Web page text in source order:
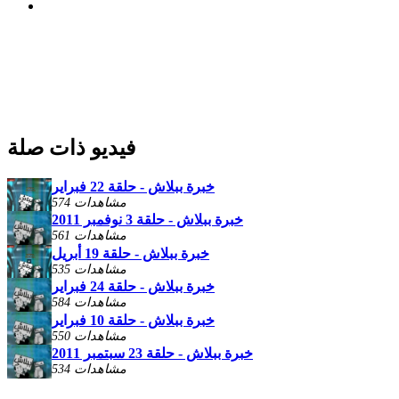
فيديو ذات صلة
خبرة ببلاش - حلقة 22 فبراير
574 مشاهدات
خبرة ببلاش - حلقة 3 نوفمبر 2011
561 مشاهدات
خبرة ببلاش - حلقة 19 أبريل
535 مشاهدات
خبرة ببلاش - حلقة 24 فبراير
584 مشاهدات
خبرة ببلاش - حلقة 10 فبراير
550 مشاهدات
خبرة ببلاش - حلقة 23 سبتمبر 2011
534 مشاهدات